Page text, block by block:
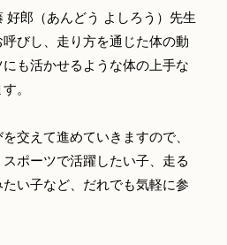
好郎（あんどう よしろう）先生
びし、走り方を通じた体の動
も活かせるような体の上手な
。
交えて進めていきますので、
ポーツで活躍したい子、走る
い子など、だれでも気軽に参